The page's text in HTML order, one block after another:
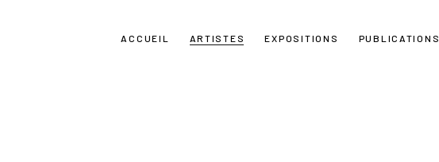
ACCUEIL ARTISTES EXPOSITIONS PUBLICATIONS